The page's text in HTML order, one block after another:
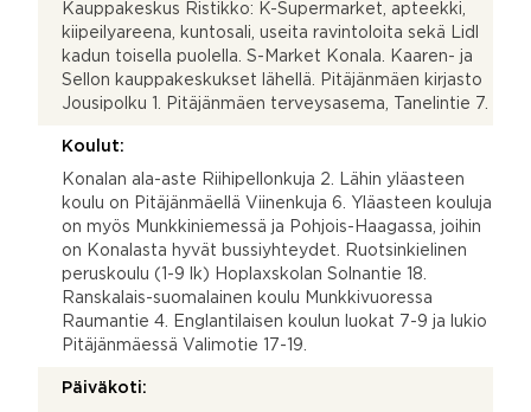
Kauppakeskus Ristikko: K-Supermarket, apteekki,
kiipeilyareena, kuntosali, useita ravintoloita sekä Lidl
kadun toisella puolella. S-Market Konala. Kaaren- ja
Sellon kauppakeskukset lähellä. Pitäjänmäen kirjasto
Jousipolku 1. Pitäjänmäen terveysasema, Tanelintie 7.
Koulut:
Konalan ala-aste Riihipellonkuja 2. Lähin yläasteen
koulu on Pitäjänmäellä Viinenkuja 6. Yläasteen kouluja
on myös Munkkiniemessä ja Pohjois-Haagassa, joihin
on Konalasta hyvät bussiyhteydet. Ruotsinkielinen
peruskoulu (1-9 lk) Hoplaxskolan Solnantie 18.
Ranskalais-suomalainen koulu Munkkivuoressa
Raumantie 4. Englantilaisen koulun luokat 7-9 ja lukio
Pitäjänmäessä Valimotie 17-19.
Päiväkoti: